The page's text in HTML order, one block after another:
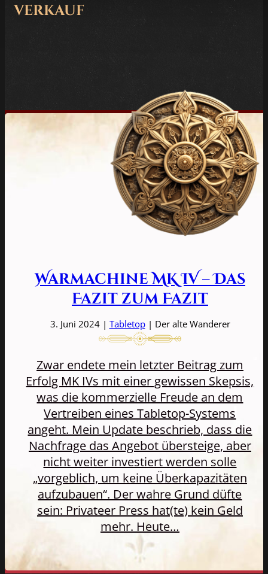
verkauf
Warmachine MK IV – Das
Fazit zum Fazit
3. Juni 2024 | Tabletop| Der alte Wanderer
Zwar endete mein letzter Beitrag zum
Erfolg MK IVs mit einer gewissen Skepsis,
was die kommerzielle Freude an dem
Vertreiben eines Tabletop-Systems
angeht. Mein Update beschrieb, dass die
Nachfrage das Angebot übersteige, aber
nicht weiter investiert werden solle
„vorgeblich, um keine Überkapazitäten
aufzubauen“. Der wahre Grund düfte
sein: Privateer Press hat(te) kein Geld
mehr. Heute…